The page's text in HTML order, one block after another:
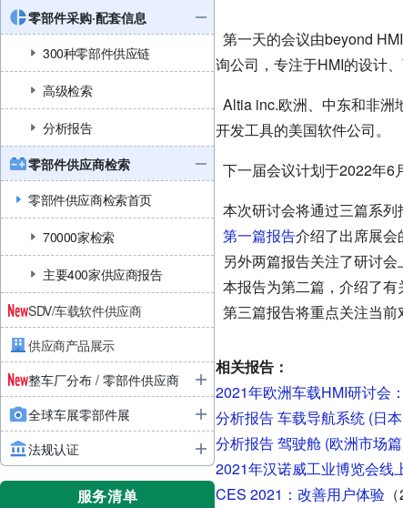
零部件采购·配套信息
300种零部件供应链
高级检索
分析报告
零部件供应商检索
零部件供应商检索首页
70000家检索
主要400家供应商报告
SDV/车载软件供应商
供应商产品展示
整车厂分布 / 零部件供应商
全球车展零部件展
法规认证
服务清单
第一天的会议由beyond
询公司，专注于HMI的设计、
Altia inc.欧洲、中东和非洲
开发工具的美国软件公司。
下一届会议计划于2022年6
本次研讨会将通过三篇系列
第一篇报告介绍了出席展会
另外两篇报告关注了研讨会
本报告为第二篇，介绍了有
第三篇报告将重点关注当前
相关报告：
2021年欧洲车载HMI研讨会
分析报告 车载导航系统 (日
分析报告 驾驶舱 (欧洲市场
2021年汉诺威工业博览会线
CES 2021：改善用户体验